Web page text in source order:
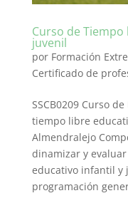
Curso de
juvenil
por Formación
Certificado de
SSCB0209 Curso
tiempo libre
Almendralejo
dinamizar y
educativo infantil y
programación